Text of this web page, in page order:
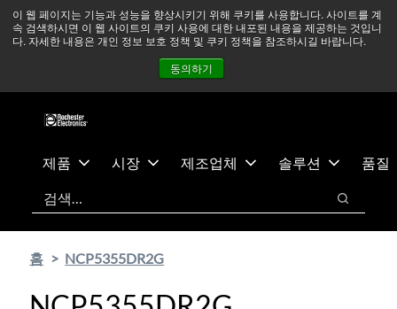
이 웹 페이지는 기능과 성능을 향상시키기 위해 쿠키를 사용합니다. 사이트를 계
속 검색하시면 이 웹 사이트의 쿠키 사용에 대한 내포된 내용을 제공하는 것입니
다. 자세한 내용은 개인 정보 보호 정책 및 쿠키 정책을 참조하시길 바랍니다.
동의하기
츠
건
중동 지역 상황을 지속적으로 주시하고 있으며, 모든 서비스는
정상적으로 운영되고 있습니다. 더 읽어보기 →
뉴스
문의하기
제품 시장 제조업체 솔루션
품질
검색
검색
홈 NCP5355DR2G